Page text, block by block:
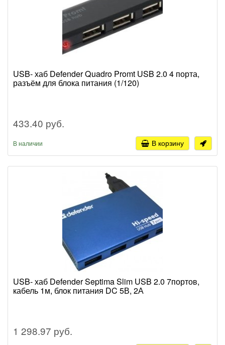
USB- хаб Defender Quadro Promt USB 2.0 4 порта,
разъём для блока питания (1/120)
433.40 руб.
В наличии В корзину
USB- хаб Defender Septima Slim USB 2.0 7портов,
кабель 1м, блок питания DC 5В, 2А
1 298.97 руб.